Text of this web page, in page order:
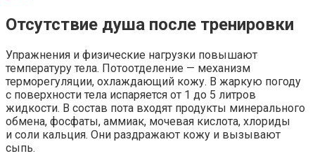
Отсутствие душа после тренировки
Упражнения и физические нагрузки повышают
температуру тела. Потоотделение — механизм
терморегуляции, охлаждающий кожу. В жаркую погоду
с поверхности тела испаряется от 1 до 5 литров
жидкости. В состав пота входят продукты минерального
обмена, фосфаты, аммиак, мочевая кислота, хлориды
и соли кальция. Они раздражают кожу и вызывают
сыпь.